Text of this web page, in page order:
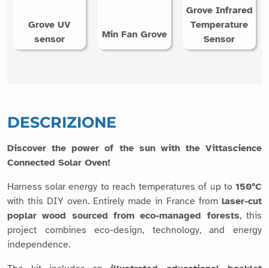
Harness solar energy to reach temperatures of up to
poplar wood sourced from eco-managed forests, this
project combines eco-design, technology, and energy
independence.
The kit includes anillustrated educational booklet
detailing the assembly steps, the scientific principles of
solar concentration, and several experimental activities
related to energy and measurement, as well as the following
items: